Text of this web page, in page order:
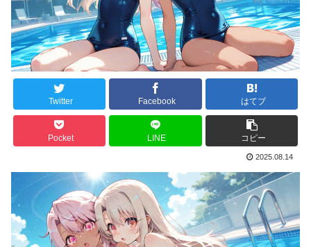
Twitter Facebook はてブ
Pocket LINE コピー
2025.08.14